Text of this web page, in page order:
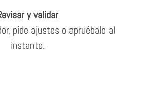
y validar
pide ajustes o apruébalo al
instante.